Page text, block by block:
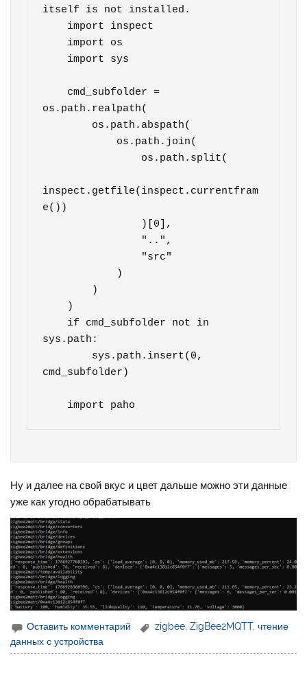
itself is not installed.
os.path.realpath(
inspect.getfile(inspect.currentfram
e())
sys.path:
cmd_subfolder)
Ну и далее на свой вкус и цвет дальше можно эти данные
уже как угодно обрабатывать
Оставить комментарий zigbee,ZigBee2MQTT,чтение
данных с устройства